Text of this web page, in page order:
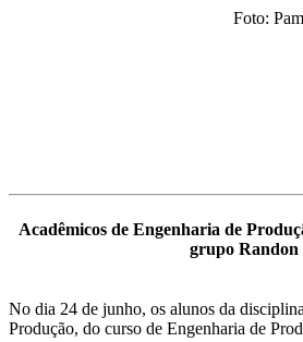
Foto:
Acadêmicos de Engenharia de
grupo Randon
No dia 24 de junho, os alunos da
Produção, do curso de Engenharia de